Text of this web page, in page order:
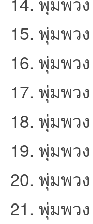
15. พุ่มพว
16. พุ่มพว
17. พุ่มพว
18. พุ่มพว
19. พุ่มพว
20. พุ่มพว
21. พุ่มพว